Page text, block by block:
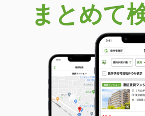
まとめて